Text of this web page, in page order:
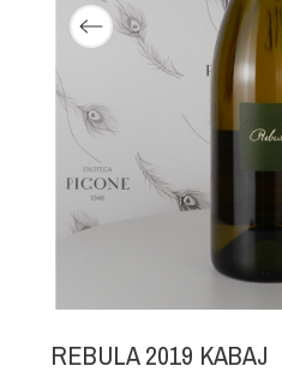
REBULA 2019 KABAJ